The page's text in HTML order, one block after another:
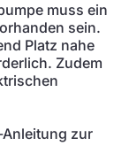
muss ein
sein.
Platz nahe
Zudem
zur